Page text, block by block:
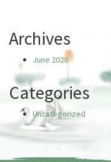
Archives
June 2026
Categories
Uncategorized